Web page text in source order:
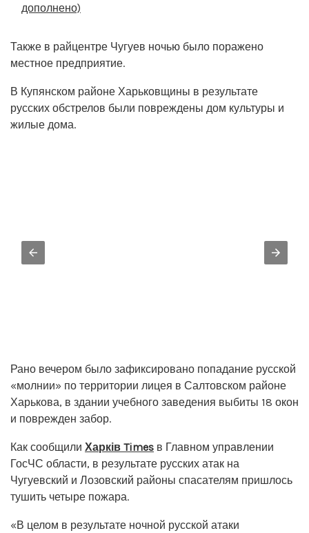
дополнено)
Также в райцентре Чугуев ночью было поражено
местное предприятие.
В Купянском районе Харьковщины в результате
русских обстрелов были повреждены дом культуры и
жилые дома.
Рано вечером было зафиксировано попадание русской
«молнии» по территории лицея в Салтовском районе
Харькова, в здании учебного заведения выбиты 18 окон
и поврежден забор.
Как сообщили Харків Times в Главном управлении
ГосЧС области, в результате русских атак на
Чугуевский и Лозовский районы спасателям пришлось
тушить четыре пожара.
«В целом в результате ночной русской атаки